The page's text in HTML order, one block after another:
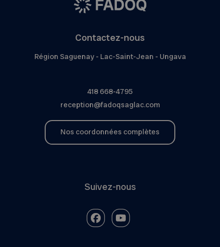
Contactez-nous
Région Saguenay - Lac-Saint-Jean - Ungava
418 668-4795
reception@fadoqsaglac.com
Nos coordonnées complètes
Suivez-nous